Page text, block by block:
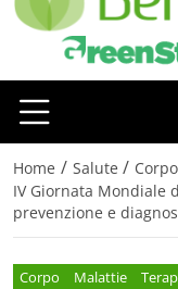
Home / Salute / Corpo
IV Giornata Mondiale
prevenzione e
Corpo Malattie